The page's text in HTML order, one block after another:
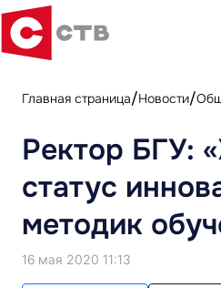
Главная страница Новости
Ректор БГУ:
статус
методик
16 мая 2020 11:13